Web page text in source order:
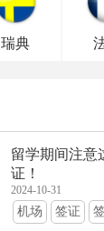
瑞典
留学期间注意
证！
2024-10-31
机场 签证